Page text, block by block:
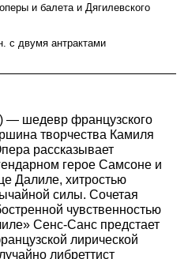
и балета и Дягилевского
с двумя антрактами
— шедевр французского
творчества Камиля
рассказывает
герое Самсоне и
Далиле, хитростью
силы. Сочетая
чувственностью
Сенс-Санс предстает
лирической
либреттист